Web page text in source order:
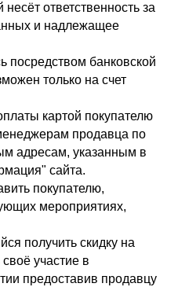
ответственность за
и надлежащее
посредством банковской
только на счет
картой покупателю
продавца по
адресам, указанным в
сайта.
покупателю,
мероприятиях,
получить скидку на
участие в
предоставив продавцу